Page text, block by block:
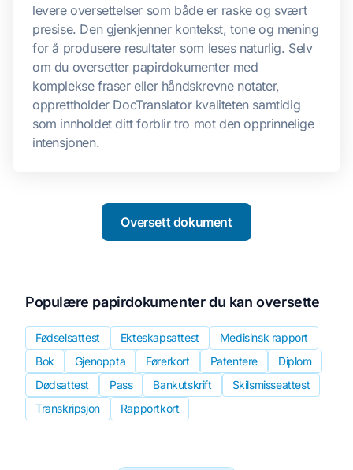
levere oversettelser som både er raske og svært
presise. Den gjenkjenner kontekst, tone og mening
for å produsere resultater som leses naturlig. Selv
om du oversetter papirdokumenter med
komplekse fraser eller håndskrevne notater,
opprettholder DocTranslator kvaliteten samtidig
som innholdet ditt forblir tro mot den opprinnelige
intensjonen.
Oversett dokument
Populære papirdokumenter du kan oversette
Fødselsattest Ekteskapsattest
Medisinsk rapport
Bok
Gjenoppta Førerkort Patentere
Diplom
Dødsattest
Pass Bankutskrift
Skilsmisseattest
Transkripsjon
Rapportkort